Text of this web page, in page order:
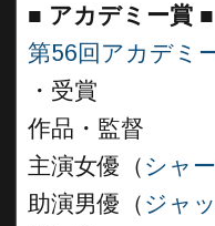
■ アカデミー賞 ■
第56回アカデミ
・受賞
作品・監督
主演女優（ シャ
助演男優（ ジャ